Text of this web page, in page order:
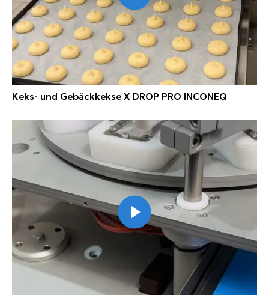
Keks- und Gebäckkekse X DROP PRO INCONEQ